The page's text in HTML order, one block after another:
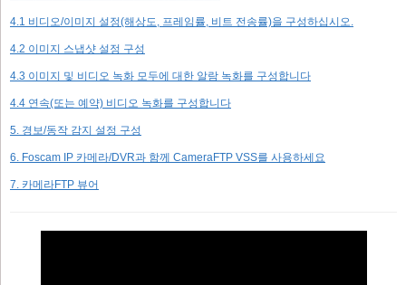
4.1 비디오/이미지 설정(해상도, 프레임률, 비트 전송률)을 구성하십시오.
4.2 이미지 스냅샷 설정 구성
4.3 이미지 및 비디오 녹화 모두에 대한 알람 녹화를 구성합니다
4.4 연속(또는 예약) 비디오 녹화를 구성합니다
5. 경보/동작 감지 설정 구성
6. Foscam IP 카메라/DVR과 함께 CameraFTP VSS를 사용하세요
7. 카메라FTP 뷰어